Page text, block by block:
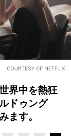
COURTESY OF NETFLIX
界中を熱狂
ドゥング
す。